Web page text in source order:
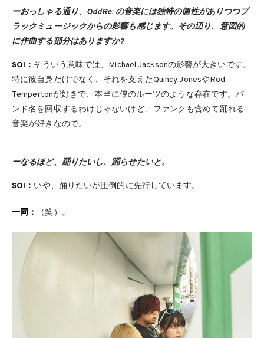
ーおっしゃる通り、OddRe: の音楽には独特の個性がありつつブ
ラックミュージックからの影響も感じます。その辺り、意図的
に作曲する部分はありますか?
SOI： そういう意味では、Michael Jacksonの影響が大きいです。
特に彼自身だけでなく、それを支えたQuincy JonesやRod
Tempertonが好きで、本当に僕のルーツのような存在です。バ
ンド名を回収するわけじゃないけど、ファンクも含めて踊れる
音楽が好きなので。
ーなるほど、踊りたいし、踊らせたいと。
SOI： いや、踊りたいが圧倒的に先行しています。
一同： （笑）。